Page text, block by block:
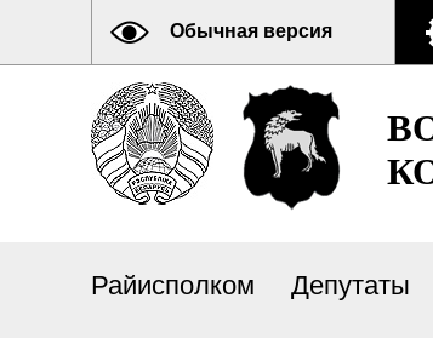
Обычная версия
Райисполком Депутаты